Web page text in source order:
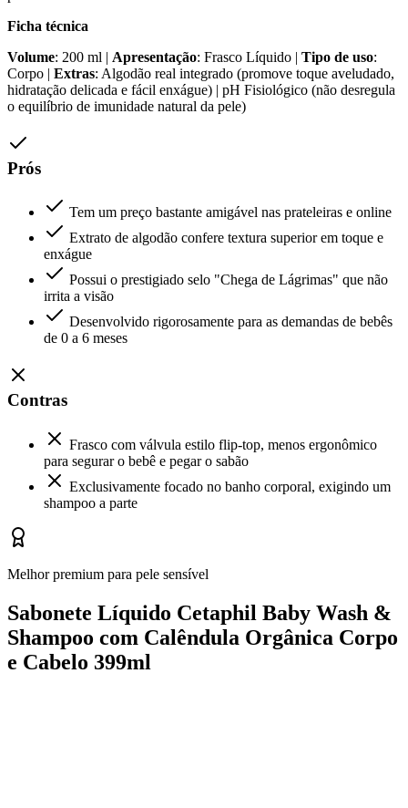
Ficha técnica
Volume: 200 ml | Apresentação: Frasco Líquido | Tipo de uso:
Corpo | Extras: Algodão real integrado (promove toque aveludado,
hidratação delicada e fácil enxágue) | pH Fisiológico (não desregula
o equilíbrio de imunidade natural da pele)
Prós
Tem um preço bastante amigável nas prateleiras e online
Extrato de algodão confere textura superior em toque e
enxágue
Possui o prestigiado selo "Chega de Lágrimas" que não
irrita a visão
Desenvolvido rigorosamente para as demandas de bebês
de 0 a 6 meses
Contras
Frasco com válvula estilo flip-top, menos ergonômico
para segurar o bebê e pegar o sabão
Exclusivamente focado no banho corporal, exigindo um
shampoo a parte
Melhor premium para pele sensível
Sabonete Líquido Cetaphil Baby Wash &
Shampoo com Calêndula Orgânica Corpo
e Cabelo 399ml